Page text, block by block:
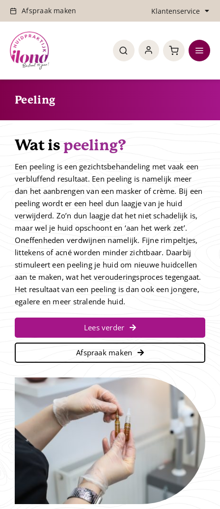
inhoud
Afspraak maken Klantenservice
Retourneren
Verzenden & bezorging
Behandelingen
Updates
Shop
Tarieven
Contact
Peeling
Wat is peeling?
Een peeling is een gezichtsbehandeling met vaak een
verbluffend resultaat. Een peeling is namelijk meer
dan het aanbrengen van een masker of crème. Bij een
peeling wordt er een heel dun laagje van je huid
verwijderd. Zo’n dun laagje dat het niet schadelijk is,
maar wel je huid opschoont en ‘aan het werk zet’.
Oneffenheden verdwijnen namelijk. Fijne rimpeltjes,
littekens of acné worden minder zichtbaar. Daarbij
stimuleert een peeling je huid om nieuwe huidcellen
aan te maken, wat het verouderingsproces tegengaat.
Het resultaat van een peeling is dan ook een jongere,
egalere en meer stralende huid.
Lees verder
Afspraak maken